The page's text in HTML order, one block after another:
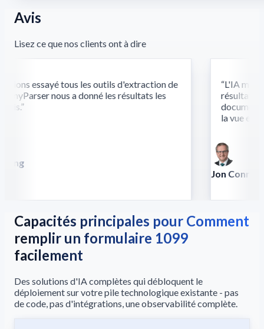
Avis
Lisez ce que nos clients ont à dire
essayé tous les outils d'extraction de
nous a donné les résultats les
L'IA
résultats là
documents
la vue et du
Jon Conradt
Capacités principales pour Comment
remplir un formulaire 1099
facilement
Des solutions d'IA complètes qui débloquent le
déploiement sur votre pile technologique existante - pas
de code, pas d'intégrations, une observabilité complète.